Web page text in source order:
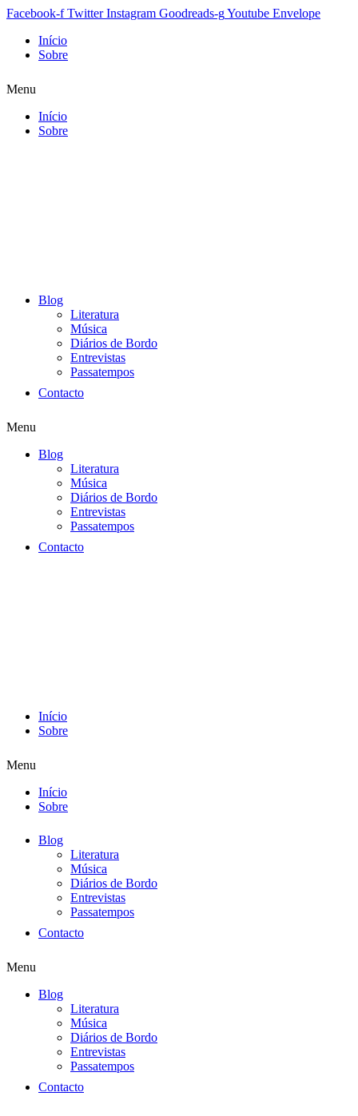
Facebook-f Twitter Instagram Goodreads-gYoutube Envelope
Início
Sobre
Menu
Início
Sobre
Blog
Literatura
Música
Diários de Bordo
Entrevistas
Passatempos
Contacto
Menu
Blog
Literatura
Música
Diários de Bordo
Entrevistas
Passatempos
Contacto
Início
Sobre
Menu
Início
Sobre
Blog
Literatura
Música
Diários de Bordo
Entrevistas
Passatempos
Contacto
Menu
Blog
Literatura
Música
Diários de Bordo
Entrevistas
Passatempos
Contacto